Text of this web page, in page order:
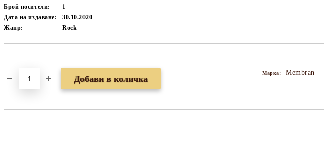
Брой носители:
1
Дата на издаване:
30.10.2020
Жанр:
Rock
Марка: Membran